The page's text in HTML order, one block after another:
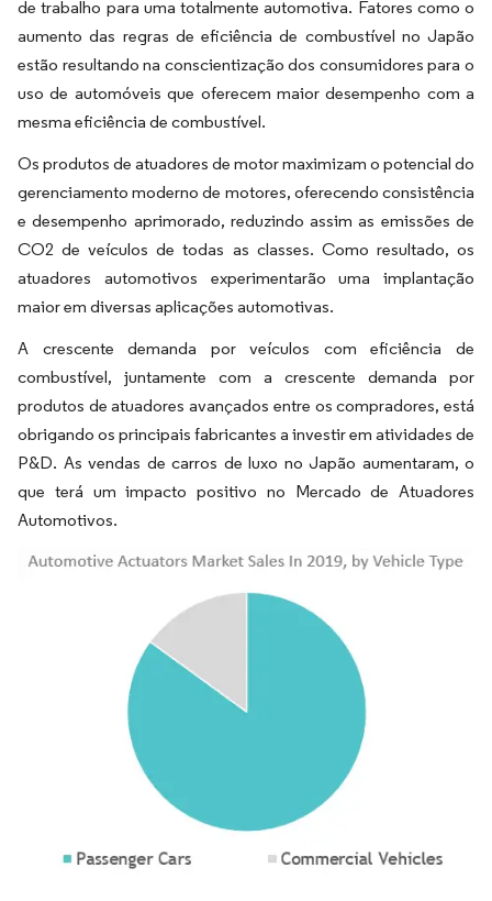
de trabalho para uma totalmente automotiva. Fatores como o
aumento das regras de eficiência de combustível no Japão
estão resultando na conscientização dos consumidores para o
uso de automóveis que oferecem maior desempenho com a
mesma eficiência de combustível.
Os produtos de atuadores de motor maximizam o potencial do
gerenciamento moderno de motores, oferecendo consistência
e desempenho aprimorado, reduzindo assim as emissões de
CO2 de veículos de todas as classes. Como resultado, os
atuadores automotivos experimentarão uma implantação
maior em diversas aplicações automotivas.
A crescente demanda por veículos com eficiência de
combustível, juntamente com a crescente demanda por
produtos de atuadores avançados entre os compradores, está
obrigando os principais fabricantes a investir em atividades de
P&D. As vendas de carros de luxo no Japão aumentaram, o
que terá um impacto positivo no Mercado de Atuadores
Automotivos.